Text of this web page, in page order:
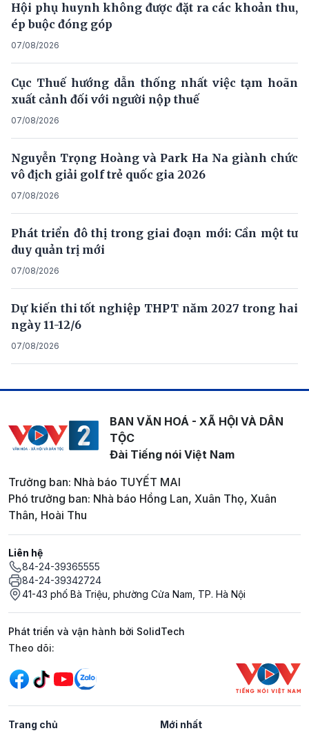
Hội phụ huynh không được đặt ra các khoản thu,
ép buộc đóng góp
07/08/2026
Cục Thuế hướng dẫn thống nhất việc tạm hoãn
xuất cảnh đối với người nộp thuế
07/08/2026
Nguyễn Trọng Hoàng và Park Ha Na giành chức
vô địch giải golf trẻ quốc gia 2026
07/08/2026
Phát triển đô thị trong giai đoạn mới: Cần một tư
duy quản trị mới
07/08/2026
Dự kiến thi tốt nghiệp THPT năm 2027 trong hai
ngày 11-12/6
07/08/2026
BAN VĂN HOÁ - XÃ HỘI VÀ DÂN
TỘC
Đài Tiếng nói Việt Nam
Trưởng ban: Nhà báo TUYẾT MAI
Phó trưởng ban: Nhà báo Hồng Lan, Xuân Thọ, Xuân
Thân, Hoài Thu
Liên hệ
84-24-39365555
84-24-39342724
41-43 phố Bà Triệu, phường Cửa Nam, TP. Hà Nội
Phát triển và vận hành bởi SolidTech
Mạng xã hội
Theo dõi:
Trang chủ Mới nhất